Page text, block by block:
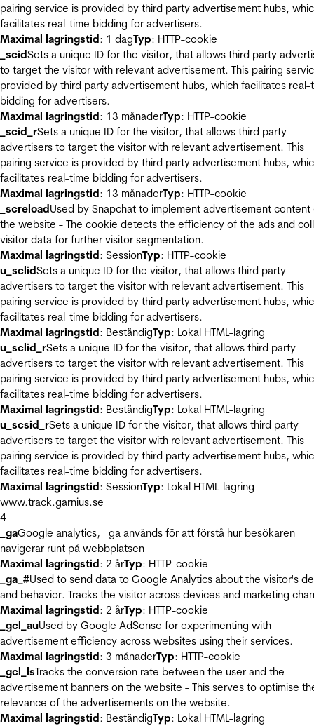
pairing service is provided by third party advertisement hubs,
facilitates real-time bidding for advertisers.
Maximal lagringstid: 1 dagTyp: HTTP-cookie
_scidSets a unique ID for the visitor, that allows third party
to target the visitor with relevant advertisement. This pairing
provided by third party advertisement hubs, which facilitates real-
bidding for advertisers.
Maximal lagringstid: 13 månaderTyp: HTTP-cookie
_scid_rSets a unique ID for the visitor, that allows third party
advertisers to target the visitor with relevant advertisement. This
pairing service is provided by third party advertisement hubs,
facilitates real-time bidding for advertisers.
Maximal lagringstid: 13 månaderTyp: HTTP-cookie
_screloadUsed by Snapchat to implement advertisement content
the website - The cookie detects the efficiency of the ads and
visitor data for further visitor segmentation.
Maximal lagringstid: SessionTyp: HTTP-cookie
u_sclidSets a unique ID for the visitor, that allows third party
advertisers to target the visitor with relevant advertisement. This
pairing service is provided by third party advertisement hubs,
facilitates real-time bidding for advertisers.
Maximal lagringstid: BeständigTyp: Lokal HTML-lagring
u_sclid_rSets a unique ID for the visitor, that allows third party
advertisers to target the visitor with relevant advertisement. This
pairing service is provided by third party advertisement hubs,
facilitates real-time bidding for advertisers.
Maximal lagringstid: BeständigTyp: Lokal HTML-lagring
u_scsid_rSets a unique ID for the visitor, that allows third party
advertisers to target the visitor with relevant advertisement. This
pairing service is provided by third party advertisement hubs,
facilitates real-time bidding for advertisers.
Maximal lagringstid: SessionTyp: Lokal HTML-lagring
www.track.garnius.se
4
_gaGoogle analytics, _ga används för att förstå hur besökaren
navigerar runt på webbplatsen
Maximal lagringstid: 2 årTyp: HTTP-cookie
_ga_#Used to send data to Google Analytics about the visitor's
and behavior. Tracks the visitor across devices and marketing
Maximal lagringstid: 2 årTyp: HTTP-cookie
_gcl_auUsed by Google AdSense for experimenting with
advertisement efficiency across websites using their services.
Maximal lagringstid: 3 månaderTyp: HTTP-cookie
_gcl_lsTracks the conversion rate between the user and the
advertisement banners on the website - This serves to optimise
relevance of the advertisements on the website.
Maximal lagringstid: BeständigTyp: Lokal HTML-lagring